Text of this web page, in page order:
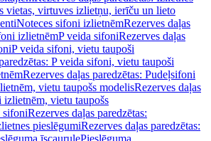
vietas, virtuves izlietņu, ierīču un lieto
Noteces sifoni izlietnēmRezerves daļas
izlietnēmP veida sifoniRezerves daļas
P veida sifoni, vietu taupoši
P veida sifoni, vietu taupoši
Rezerves daļas paredzētas: Pudeļsifoni
vietu taupošs modelisRezerves daļas
izlietnēm, vietu taupošs
sifoniRezerves daļas paredzētas:
pieslēgumiRezerves daļas paredzētas:
īscaurulePieslēguma